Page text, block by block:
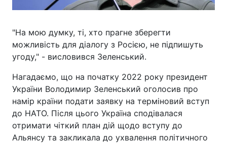
"На мою думку, ті, хто прагне зберегти
можливість для діалогу з Росією, не підпишуть
угоду," - висловився Зеленський.
Нагадаємо, що на початку 2022 року президент
України Володимир Зеленський оголосив про
намір країни подати заявку на терміновий вступ
до НАТО. Після цього Україна сподівалася
отримати чіткий план дій щодо вступу до
Альянсу та закликала до ухвалення політичного